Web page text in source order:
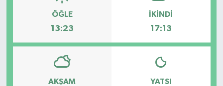
ÖĞLE
13:23
İKINDI
17:13
AKŞAM YATSI